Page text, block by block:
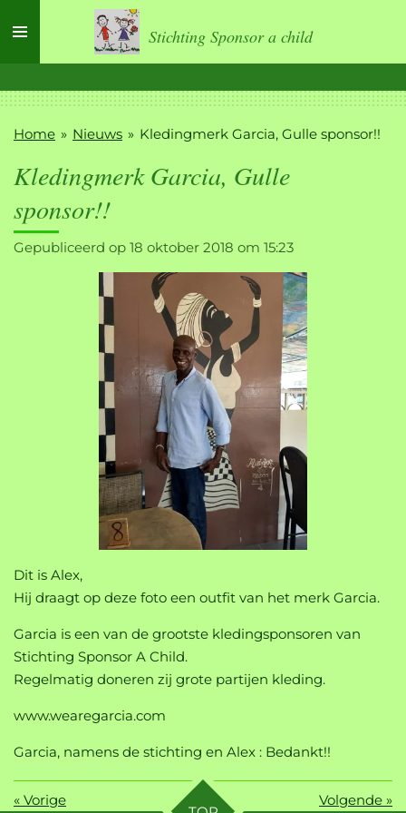
direct
de
hoofdinhoud
Stichting Sponsor a child
Home » Nieuws » Kledingmerk Garcia, Gulle sponsor!!
Kledingmerk Garcia, Gulle
sponsor!!
Gepubliceerd op 18 oktober 2018 om 15:23
Dit is Alex,
Hij draagt op deze foto een outfit van het merk Garcia.
Garcia is een van de grootste kledingsponsoren van
Stichting Sponsor A Child.
Regelmatig doneren zij grote partijen kleding.
www.wearegarcia.com
Garcia, namens de stichting en Alex : Bedankt!!
« Vorige Volgende »